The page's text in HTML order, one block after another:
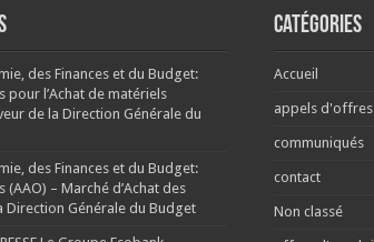
des Finances et du Budget:
pour l’Achat de matériels
de la Direction Générale du
des Finances et du Budget:
(AAO) – Marché d’Achat des
Direction Générale du Budget
Catégories
Accueil
appels d'offres
communiqués
contact
Non classé